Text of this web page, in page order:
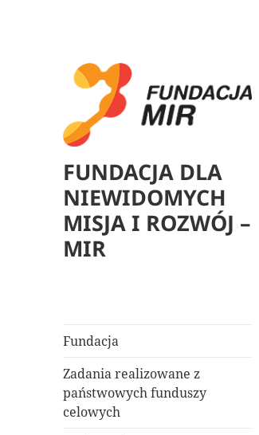
FUNDACJA DLA
NIEWIDOMYCH
MISJA I ROZWÓJ –
MIR
Fundacja
Zadania realizowane z
państwowych funduszy
celowych